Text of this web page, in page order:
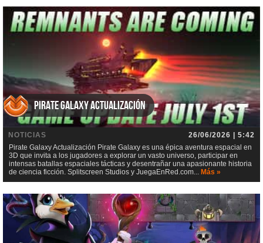
Pirate Galaxy Actualización
NOTICIAS
26/06/2026 | 5:42
Pirate Galaxy Actualización Pirate Galaxy es una épica aventura espacial en
3D que invita a los jugadores a explorar un vasto universo, participar en
intensas batallas espaciales tácticas y desentrañar una apasionante historia
de ciencia ficción. Splitscreen Studios y JuegaEnRed.com... Más »